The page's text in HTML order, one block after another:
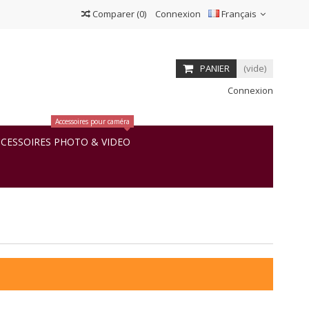
Français
Connexion
Comparer (0)
PANIER
(vide)
Connexion
PHOTO & VIDEO
Accessoires pour caméra